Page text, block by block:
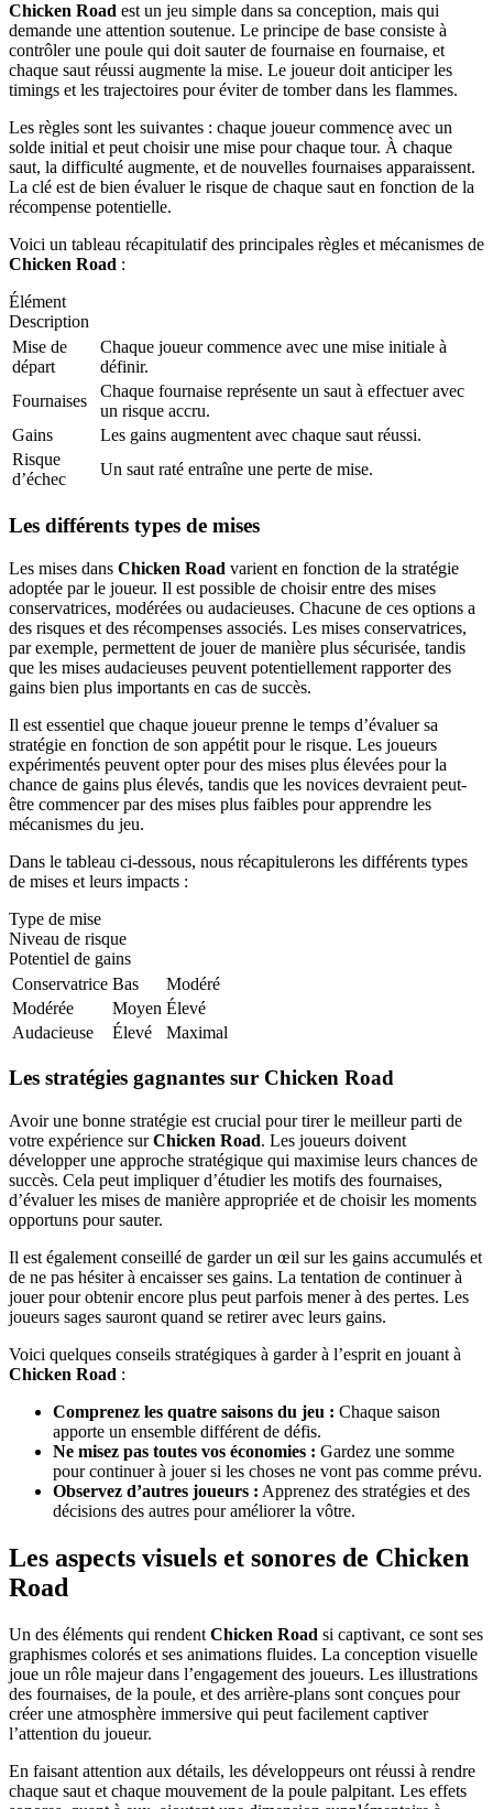
Chicken Road est un jeu simple dans sa conception, mais qui
demande une attention soutenue. Le principe de base consiste à
contrôler une poule qui doit sauter de fournaise en fournaise, et
chaque saut réussi augmente la mise. Le joueur doit anticiper les
timings et les trajectoires pour éviter de tomber dans les flammes.
Les règles sont les suivantes : chaque joueur commence avec un
solde initial et peut choisir une mise pour chaque tour. À chaque
saut, la difficulté augmente, et de nouvelles fournaises apparaissent.
La clé est de bien évaluer le risque de chaque saut en fonction de la
récompense potentielle.
Voici un tableau récapitulatif des principales règles et mécanismes de
Chicken Road :
Élément
Description
Mise de
départ
Chaque joueur commence avec une mise initiale à
définir.
Fournaises
Chaque fournaise représente un saut à effectuer avec
un risque accru.
Gains
Les gains augmentent avec chaque saut réussi.
Risque
d’échec
Un saut raté entraîne une perte de mise.
Les différents types de mises
Les mises dans Chicken Road varient en fonction de la stratégie
adoptée par le joueur. Il est possible de choisir entre des mises
conservatrices, modérées ou audacieuses. Chacune de ces options a
des risques et des récompenses associés. Les mises conservatrices,
par exemple, permettent de jouer de manière plus sécurisée, tandis
que les mises audacieuses peuvent potentiellement rapporter des
gains bien plus importants en cas de succès.
Il est essentiel que chaque joueur prenne le temps d’évaluer sa
stratégie en fonction de son appétit pour le risque. Les joueurs
expérimentés peuvent opter pour des mises plus élevées pour la
chance de gains plus élevés, tandis que les novices devraient peut-
être commencer par des mises plus faibles pour apprendre les
mécanismes du jeu.
Dans le tableau ci-dessous, nous récapitulerons les différents types
de mises et leurs impacts :
Type de mise
Niveau de risque
Potentiel de gains
Conservatrice Bas
Modéré
Modérée
Moyen Élevé
Audacieuse
Élevé Maximal
Les stratégies gagnantes sur Chicken Road
Avoir une bonne stratégie est crucial pour tirer le meilleur parti de
votre expérience surChicken Road. Les joueurs doivent
développer une approche stratégique qui maximise leurs chances de
succès. Cela peut impliquer d’étudier les motifs des fournaises,
d’évaluer les mises de manière appropriée et de choisir les moments
opportuns pour sauter.
Il est également conseillé de garder un œil sur les gains accumulés et
de ne pas hésiter à encaisser ses gains. La tentation de continuer à
jouer pour obtenir encore plus peut parfois mener à des pertes. Les
joueurs sages sauront quand se retirer avec leurs gains.
Voici quelques conseils stratégiques à garder à l’esprit en jouant à
Chicken Road :
Comprenez les quatre saisons du jeu : Chaque saison
apporte un ensemble différent de défis.
Ne misez pas toutes vos économies : Gardez une somme
pour continuer à jouer si les choses ne vont pas comme prévu.
Observez d’autres joueurs : Apprenez des stratégies et des
décisions des autres pour améliorer la vôtre.
Les aspects visuels et sonores de Chicken
Road
Un des éléments qui rendent Chicken Road si captivant, ce sont ses
graphismes colorés et ses animations fluides. La conception visuelle
joue un rôle majeur dans l’engagement des joueurs. Les illustrations
des fournaises, de la poule, et des arrière-plans sont conçues pour
créer une atmosphère immersive qui peut facilement captiver
l’attention du joueur.
En faisant attention aux détails, les développeurs ont réussi à rendre
chaque saut et chaque mouvement de la poule palpitant. Les effets